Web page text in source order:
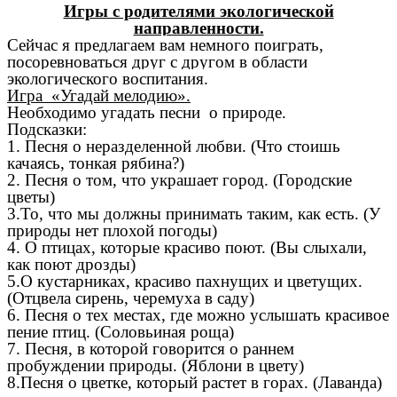
Игры с родителями экологической
направленности.
Сейчас я предлагаем вам немного поиграть,
посоревноваться друг с другом в области
экологического воспитания.
Игра «Угадай мелодию».
Необходимо угадать песни о природе.
Подсказки:
1. Песня о неразделенной любви. (Что стоишь
качаясь, тонкая рябина?)
2. Песня о том, что украшает город. (Городские
цветы)
3.То, что мы должны принимать таким, как есть. (У
природы нет плохой погоды)
4. О птицах, которые красиво поют. (Вы слыхали,
как поют дрозды)
5.О кустарниках, красиво пахнущих и цветущих.
(Отцвела сирень, черемуха в саду)
6. Песня о тех местах, где можно услышать красивое
пение птиц. (Соловьиная роща)
7. Песня, в которой говорится о раннем
пробуждении природы. (Яблони в цвету)
8.Песня о цветке, который растет в горах. (Лаванда)